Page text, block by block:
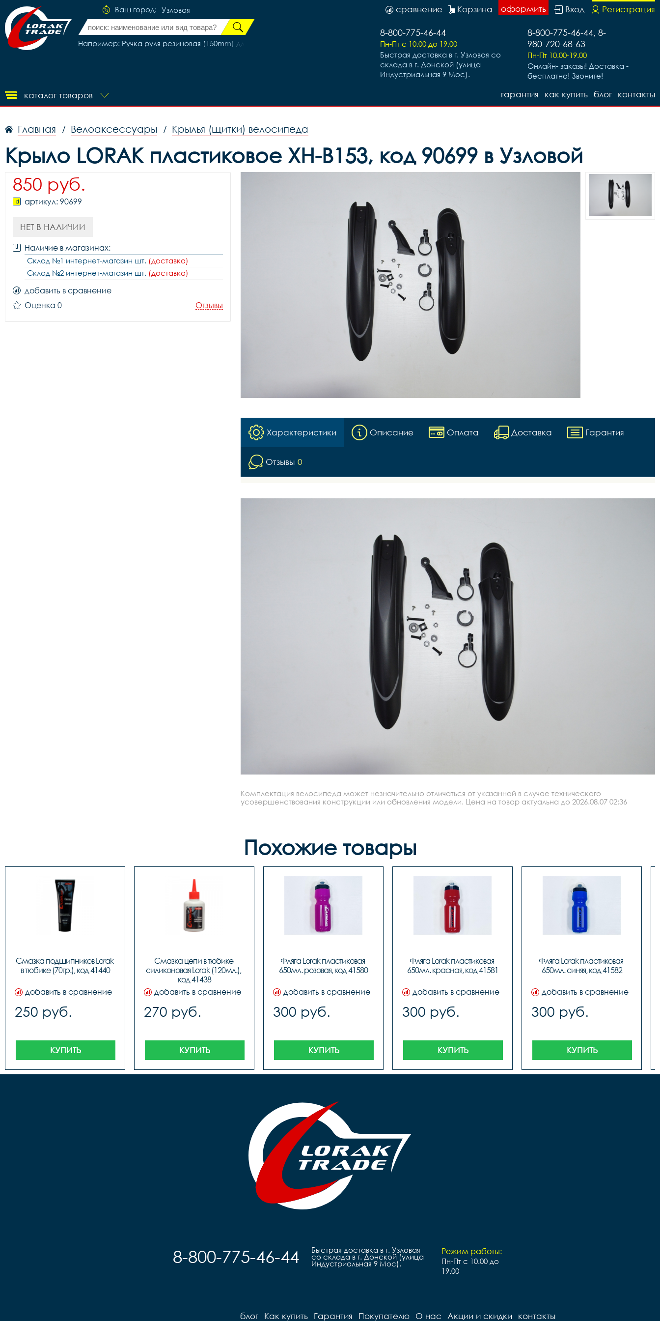
Ваш город: Узловая
Например: Ручка руля резиновая (150mm) для BMX и самокатов 3172661-55
Регистрация
Вход
оформить
Корзина
сравнение
8-800-775-46-44, 8-
980-720-68-63
Пн-Пт 10.00-19.00
Онлайн- заказы! Доставка -
бесплатно! Звоните!
8-800-775-46-44
Пн-Пт с 10.00 до 19.00
Быстрая доставка в г. Узловая со
склада в г. Донской (улица
Индустриальная 9 Мос).
каталог товаров контакты
блог
как купить
гарантия
Главная / Велоаксессуары / Крылья (щитки) велосипеда
Крыло LORAK пластиковое XH-B153, код 90699 в Узловой
850 руб.
артикул: 90699
НЕТ В НАЛИЧИИ
Наличие в магазинах:
Склад №1 интернет-магазин шт. (доставка)
Склад №2 интернет-магазин шт. (доставка)
добавить в сравнение
Оценка 0
Отзывы
Характеристики Описание Оплата Доставка Гарантия
Отзывы 0
Комплектация велосипеда может незначительно отличаться от указанной в случае технического
усовершенствования конструкции или обновления модели. Цена на товар актуальна до 2026.08.07 02:36
Похожие товары
Смазка подшипников Lorak
в тюбике (70гр.), код 41440
добавить в сравнение
250 руб.
КУПИТЬ
Смазка цепи в тюбике
силиконовая Lorak (120мл.),
код 41438
добавить в сравнение
270 руб.
КУПИТЬ
Фляга Lorak пластиковая
650мл. розовая, код 41580
добавить в сравнение
300 руб.
КУПИТЬ
Фляга Lorak пластиковая
650мл. красная, код 41581
добавить в сравнение
300 руб.
КУПИТЬ
Фляга Lorak пластиковая
650мл. синяя, код 41582
добавить в сравнение
300 руб.
КУПИТЬ
Режим работы:
Пн-Пт с 10.00 до
19.00
Быстрая доставка в г. Узловая
со склада в г. Донской (улица
Индустриальная 9 Мос).
8-800-775-46-44
блог Как купить Гарантия Покупателю О нас Акции и скидки контакты